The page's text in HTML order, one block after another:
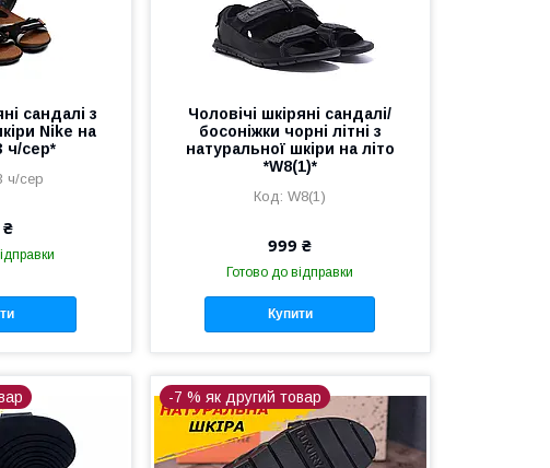
сандалі з
Nike на
ч/сер*
ч/сер
Чоловічі шкіряні сандалі/
босоніжки чорні літні з
натуральної шкіри на літо
*W8(1)*
W8(1)
999 ₴
Готово до відправки
Купити
-7 % як другий товар